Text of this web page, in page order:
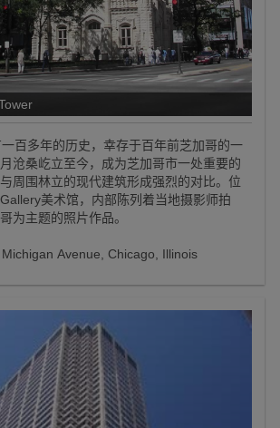
百多年的历史，幸存于百年前芝加哥的一
沧桑屹立至今，成为芝加哥市一处重要的
周围林立的现代建筑形成强烈的对比。位
美术馆，内部陈列着当地摄影师拍
为主题的照片作品。
Avenue, Chicago, Illinois